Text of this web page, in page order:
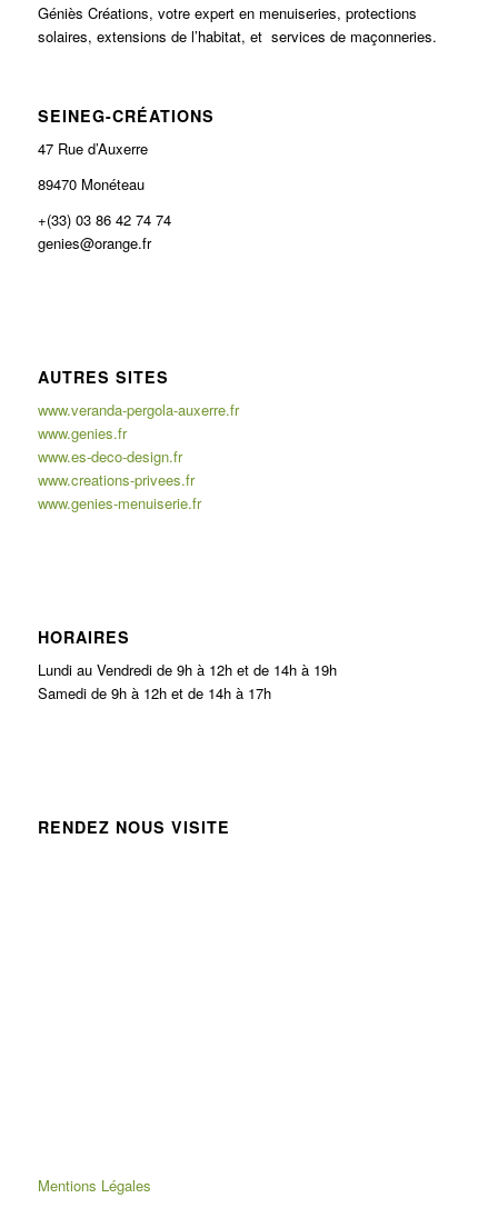
Géniès Créations, votre expert en menuiseries, protections
solaires, extensions de l’habitat, et services de maçonneries.
SEINEG-CRÉATIONS
47 Rue d’Auxerre
89470 Monéteau
+(33) 03 86 42 74 74
genies@orange.fr
AUTRES SITES
www.veranda-pergola-auxerre.fr
www.genies.fr
www.es-deco-design.fr
www.creations-privees.fr
www.genies-menuiserie.fr
HORAIRES
Lundi au Vendredi de 9h à 12h et de 14h à 19h
Samedi de 9h à 12h et de 14h à 17h
RENDEZ NOUS VISITE
Mentions Légales